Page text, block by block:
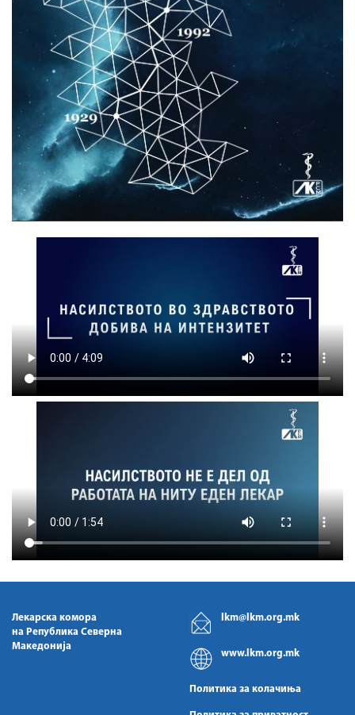
Лекарска комора
на Република Северна
Македонија
lkm@lkm.org.mk
www.lkm.org.mk
Политика за колачиња